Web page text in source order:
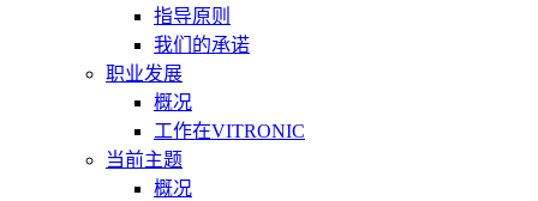
指导原则
我们的承诺
职业发展
概况
工作在VITRONIC
当前主题
概况